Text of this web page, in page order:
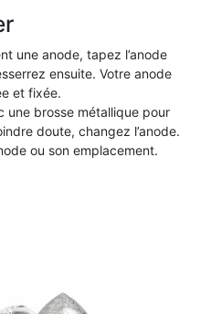
une anode, tapez l’anode
ensuite. Votre anode
et fixée.
une brosse métallique pour
doute, changez l’anode.
ou son emplacement.